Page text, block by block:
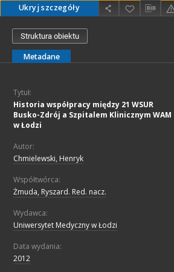
Ukryj szczegóły
Struktura obiektu
Metadane
Tytuł:
Historia współpracy między 21 WSUR
Busko-Zdrój a Szpitalem Klinicznym WAM
w Łodzi
Autor:
Chmielewski, Henryk
Współtwórca:
Żmuda, Ryszard. Red. nacz.
Wydawca:
Uniwersytet Medyczny w Łodzi
Data wydania:
2012